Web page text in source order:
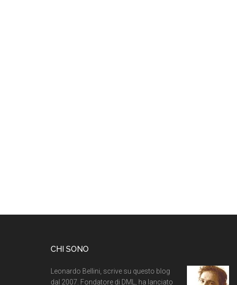
CHI SONO
Leonardo Bellini, scrive su questo blog
dal 2007. Fondatore di DML, ha lanciato